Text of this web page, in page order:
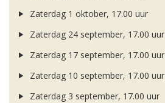
Zaterdag 1 oktober, 17.00 uur
Zaterdag 24 september, 17.00 uur
Zaterdag 17 september, 17.00 uur
Zaterdag 10 september, 17.00 uur
Zaterdag 3 september, 17.00 uur